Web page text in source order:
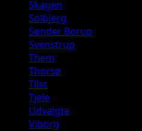
Skagen
Solbjerg
Sønder Borup
Svenstrup
Them
Thorsø
Tilst
Tjele
Udvalgte
Viborg